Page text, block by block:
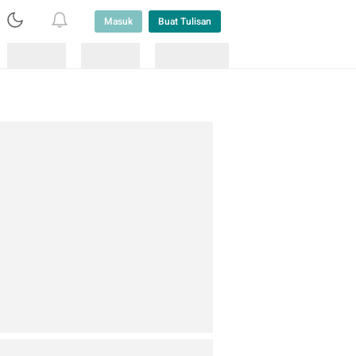
Masuk Buat Tulisan